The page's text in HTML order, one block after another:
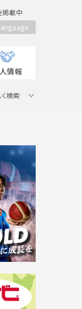
掲載中
情報
検索